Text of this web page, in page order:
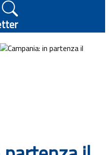
Campania: in partenza il